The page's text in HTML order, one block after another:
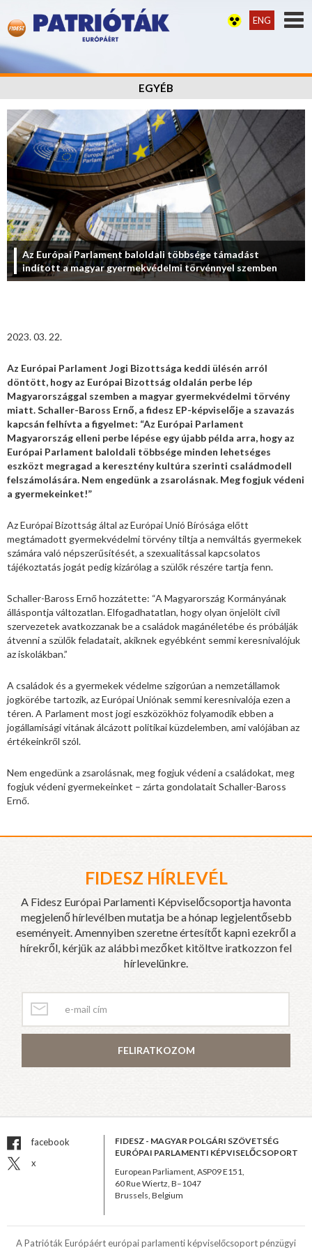
ENG
EGYÉB
Az Európai Parlament baloldali többsége támadást
indított a magyar gyermekvédelmi törvénnyel szemben
2023. 03. 22.
Az Európai Parlament Jogi Bizottsága keddi ülésén arról
döntött, hogy az Európai Bizottság oldalán perbe lép
Magyarországgal szemben a magyar gyermekvédelmi törvény
miatt. Schaller-Baross Ernő, a fidesz EP-képviselője a szavazás
kapcsán felhívta a figyelmet: “Az Európai Parlament
Magyarország elleni perbe lépése egy újabb példa arra, hogy az
Európai Parlament baloldali többsége minden lehetséges
eszközt megragad a keresztény kultúra szerinti családmodell
felszámolására. Nem engedünk a zsarolásnak. Meg fogjuk védeni
a gyermekeinket!”
Az Európai Bizottság által az Európai Unió Bírósága előtt
megtámadott gyermekvédelmi törvény tiltja a nemváltás gyermekek
számára való népszerűsítését, a szexualitással kapcsolatos
tájékoztatás jogát pedig kizárólag a szülők részére tartja fenn.
Schaller-Baross Ernő hozzátette: “A Magyarország Kormányának
álláspontja változatlan. Elfogadhatatlan, hogy olyan önjelölt civil
szervezetek avatkozzanak be a családok magánéletébe és próbálják
átvenni a szülők feladatait, akiknek egyébként semmi keresnivalójuk
az iskolákban.”
A családok és a gyermekek védelme szigorúan a nemzetállamok
jogkörébe tartozik, az Európai Uniónak semmi keresnivalója ezen a
téren. A Parlament most jogi eszközökhöz folyamodik ebben a
jogállamisági vitának álcázott politikai küzdelemben, ami valójában az
értékeinkről szól.
Nem engedünk a zsarolásnak, meg fogjuk védeni a családokat, meg
fogjuk védeni gyermekeinket – zárta gondolatait Schaller-Baross
Ernő.
FIDESZ HÍRLEVÉL
A Fidesz Európai Parlamenti Képviselőcsoportja havonta
megjelenő hírlevélben mutatja be a hónap legjelentősebb
eseményeit. Amennyiben szeretne értesítőt kapni ezekről a
hírekről, kérjük az alábbi mezőket kitöltve iratkozzon fel
hírlevelünkre.
FELIRATKOZOM
facebook
x
FIDESZ - MAGYAR POLGÁRI SZÖVETSÉG
EURÓPAI PARLAMENTI KÉPVISELŐCSOPORT
European Parliament, ASP09 E151,
60 Rue Wiertz, B–1047
Brussels, Belgium
A Patrióták Európáért európai parlamenti képviselőcsoport pénzügyi